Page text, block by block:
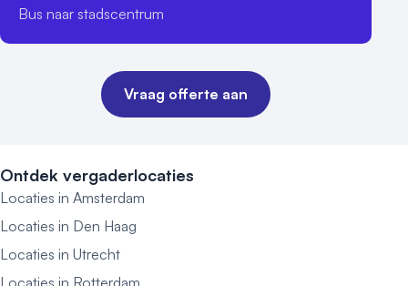
Bus naar stadscentrum
Vraag offerte aan
Ontdek vergaderlocaties
Locaties in Amsterdam
Locaties in Den Haag
Locaties in Utrecht
Locaties in Rotterdam